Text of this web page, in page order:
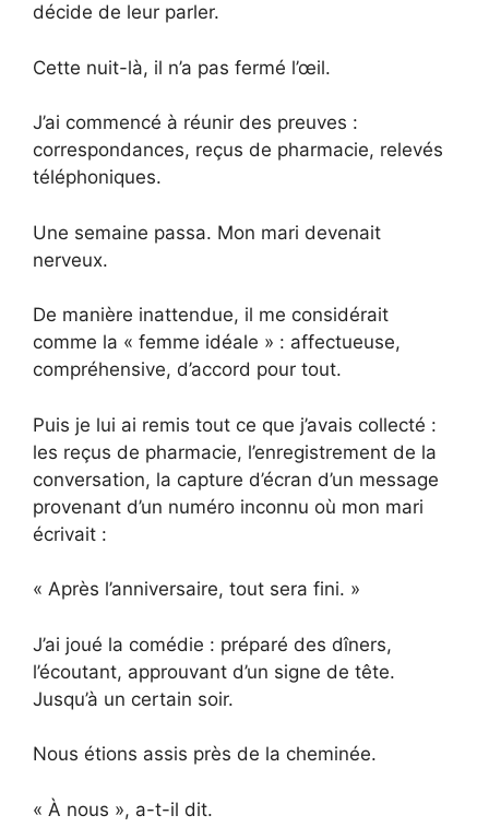
décide de leur parler.
Cette nuit-là, il n’a pas fermé l’œil.
J’ai commencé à réunir des preuves :
correspondances, reçus de pharmacie, relevés
téléphoniques.
Une semaine passa. Mon mari devenait
nerveux.
De manière inattendue, il me considérait
comme la « femme idéale » : affectueuse,
compréhensive, d’accord pour tout.
Puis je lui ai remis tout ce que j’avais collecté :
les reçus de pharmacie, l’enregistrement de la
conversation, la capture d’écran d’un message
provenant d’un numéro inconnu où mon mari
écrivait :
« Après l’anniversaire, tout sera fini. »
J’ai joué la comédie : préparé des dîners,
l’écoutant, approuvant d’un signe de tête.
Jusqu’à un certain soir.
Nous étions assis près de la cheminée.
« À nous », a-t-il dit.